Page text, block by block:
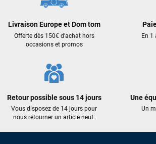
Livraison Europe et Dom tom
Offerte dès 150€ d'achat hors
occasions et promos
En 1
Retour possible sous 14 jours
Vous disposez de 14 jours pour
nous retourner un article neuf.
Une
Un